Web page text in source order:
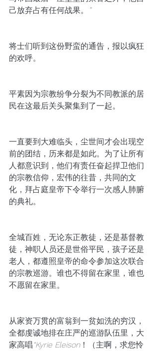
己放弃占有任何战果。
”
将士们听到这份野蛮的通告，报以疯狂
的欢呼。
平素因为宗教纷争分裂为不同教派的居
民在这最后关头聚集到了一起。
一直要到大难临头，尘世间才会出现空
前的团结，历来都是如此。为了让所有
人都意识到，他们有责任奋起捍卫他们
的宗教信仰，宏伟的往昔，共同的文
化，拜占庭皇帝下令举行一次感人肺腑
的典礼。
全城百姓，无论东正教徒，还是基督教
徒，神职人员还是世俗平民，孩子还是
老人，都遵照皇帝的命令参加这次联合
的宗教巡游。谁也不得留在家里，谁也
不愿留在家里。
从家资万贯的富翁到一贫如洗的穷汉，
全都虔诚地排在庄严的巡游队伍里，大
家高唱 “Kyrie Eleison！（主啊，求您怜